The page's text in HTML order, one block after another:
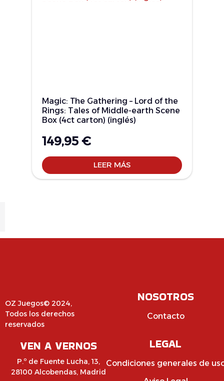
Magic: The Gathering – Lord of the
Rings: Tales of Middle-earth Scene
Box (4ct carton) (inglés)
149,95 €
LEER MÁS
OZ Juegos© 2024,
Todos los derechos
reservados
VEN A VERNOS
P.º de Fuente Lucha, 13,
28100 Alcobendas, Madrid
NOSOTROS
Contacto
LEGAL
Condiciones generales de